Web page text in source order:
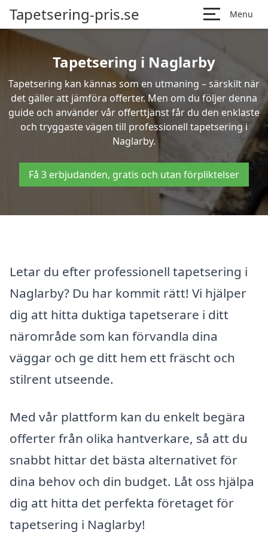
Tapetsering-pris.se Menu
Tapetsering i Naglarby
Tapetsering kan kännas som en utmaning – särskilt när
det gäller att jämföra offerter. Men om du följer denna
guide och använder vår offerttjänst får du den enklaste
och tryggaste vägen till professionell tapetsering i
Naglarby.
Få 3 erbjudanden, gratis och utan förpliktelser
Letar du efter professionell tapetsering i
Naglarby? Du har kommit rätt! Vi hjälper
dig att hitta duktiga tapetserare i ditt
närområde som kan förvandla dina
väggar och ge ditt hem ett fräscht och
stilrent utseende.
Med vår plattform kan du enkelt begära
offerter från olika hantverkare, så att du
snabbt hittar det bästa alternativet för
dina behov och din budget. Låt oss hjälpa
dig att hitta det perfekta företaget för
tapetsering i Naglarby!